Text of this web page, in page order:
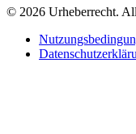
© 2026 Urheberrecht.